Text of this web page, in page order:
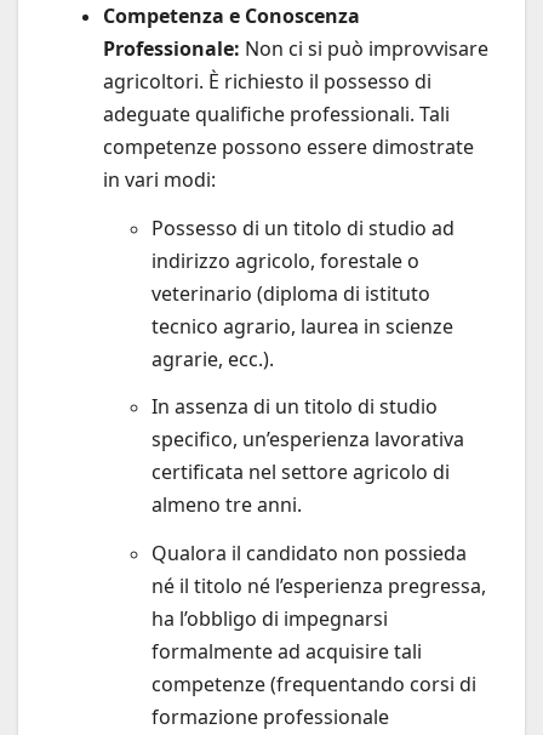
Competenza e Conoscenza
Professionale: Non ci si può improvvisare
agricoltori. È richiesto il possesso di
adeguate qualifiche professionali. Tali
competenze possono essere dimostrate
in vari modi:
Possesso di un titolo di studio ad
indirizzo agricolo, forestale o
veterinario (diploma di istituto
tecnico agrario, laurea in scienze
agrarie, ecc.).
In assenza di un titolo di studio
specifico, un’esperienza lavorativa
certificata nel settore agricolo di
almeno tre anni.
Qualora il candidato non possieda
né il titolo né l’esperienza pregressa,
ha l’obbligo di impegnarsi
formalmente ad acquisire tali
competenze (frequentando corsi di
formazione professionale